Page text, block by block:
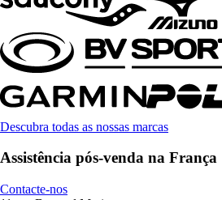
Descubra todas as nossas marcas
Assistência pós-venda na França
Contacte-nos